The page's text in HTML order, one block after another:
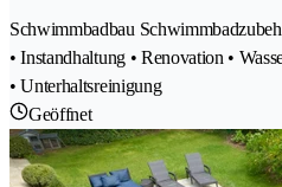
Schwimmbadbau
• Instandhaltung • Renovation •
• Unterhaltsreinigung
Geöffnet